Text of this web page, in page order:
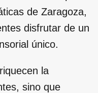
de Zaragoza,
disfrutar de un
único.
la
sino que